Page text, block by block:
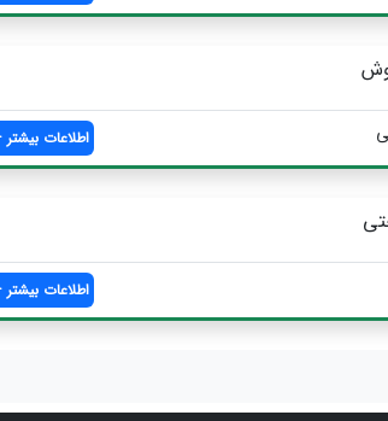
اطلاعات بیشتر
اطلاعات بیشتر